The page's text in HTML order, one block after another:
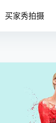
买家秀拍摄